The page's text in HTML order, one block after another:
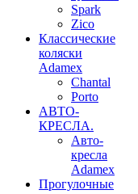
Spark
Zico
Классические
коляски
Adamex
Chantal
Porto
АВТО-
КРЕСЛА.
Авто-
кресла
Adamex
Прогулочные